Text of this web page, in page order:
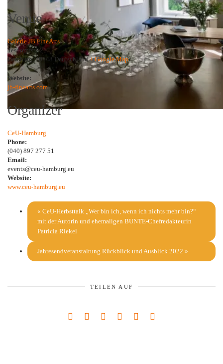
Venue
Galerie JB FineArts
Tesdorpfstr. 21
Hamburg, 20148 Deutschland + Google Map
Website:
jb-finearts.com
Organizer
CeU-Hamburg
Phone:
(040) 897 277 51
Email:
events@ceu-hamburg.eu
Website:
www.ceu-hamburg.eu
« CeU-Herbsttalk „Wer bin ich, wenn ich nichts mehr bin?“
mit der Autorin und ehemaligen BUNTE-Chefredakteurin
Patricia Riekel
Jahresendveranstaltung Rückblick und Ausblick 2022 »
TEILEN AUF